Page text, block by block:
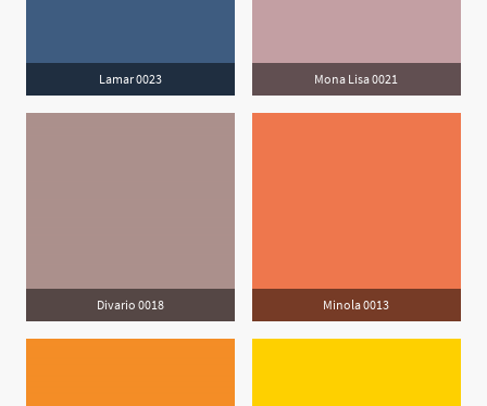
Lamar 0023 Mona Lisa 0021
Divario 0018 Minola 0013